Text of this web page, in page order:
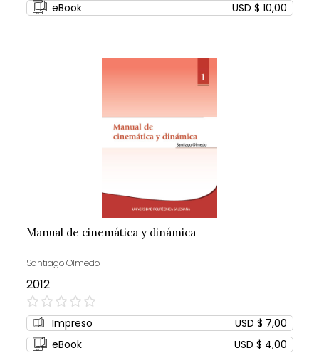
eBook
USD $ 10,00
Manual de cinemática y dinámica
Santiago Olmedo
2012
0%
Impreso
USD $ 7,00
eBook
USD $ 4,00